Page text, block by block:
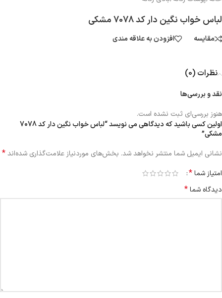
لباس خواب نگین دار کد 7078 مشکی
مقایسه افزودن به علاقه مندی
نظرات (0)
نقد و بررسی‌ها
هنوز بررسی‌ای ثبت نشده است.
اولین کسی باشید که دیدگاهی می نویسد “لباس خواب نگین دار کد 7078
مشکی”
نشانی ایمیل شما منتشر نخواهد شد. بخش‌های موردنیاز علامت‌گذاری شده‌اند*
امتیاز شما*
دیدگاه شما*